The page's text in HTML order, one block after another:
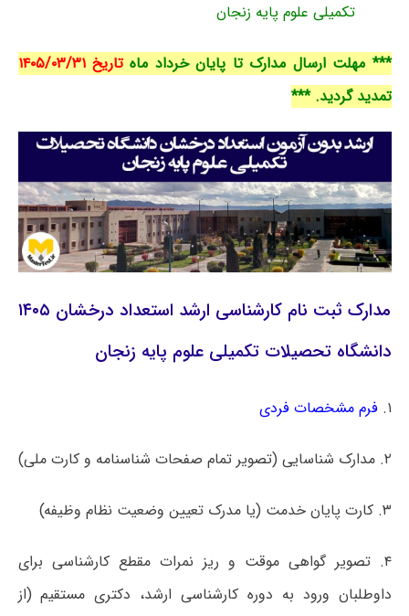
تکمیلی علوم پایه زنجان
*** مهلت ارسال مدارک تا پایان خرداد ماهتاریخ ۱۴۰۵/۰۳/۳۱
تمدید گردید. ***
مدارک ثبت نام کارشناسی ارشد استعداد درخشان ۱۴۰۵
دانشگاه تحصیلات تکمیلی علوم پایه زنجان
۱. فرم مشخصات فردی
۲. مدارک شناسایی (تصویر تمام صفحات شناسنامه و کارت ملی)
۳. کارت پایان خدمت (یا مدرک تعیین وضعیت نظام وظیفه)
۴. تصویر گواهی موقت و ریز نمرات مقطع کارشناسی برای
داوطلبان ورود به دوره کارشناسی ارشد، دکتری مستقیم (از